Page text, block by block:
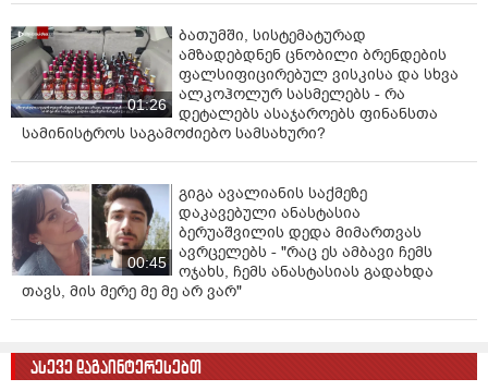
01:26
ბათუმში, სისტემატურად
ამზადებდნენ ცნობილი ბრენდების
ფალსიფიცირებულ ვისკისა და სხვა
ალკოჰოლურ სასმელებს - რა
დეტალებს ასაჯაროებს ფინანსთა
სამინისტროს საგამოძიებო სამსახური?
00:45
გიგა ავალიანის საქმეზე
დაკავებული ანასტასია
ბერუაშვილის დედა მიმართვას
ავრცელებს - "რაც ეს ამბავი ჩემს
ოჯახს, ჩემს ანასტასიას გადახდა
თავს, მის მერე მე მე არ ვარ"
ასევე დაგაინტერესებთ